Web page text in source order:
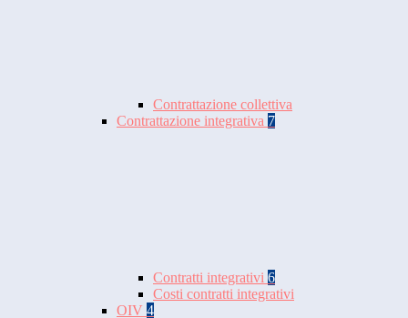
Contrattazione collettiva
Contrattazione integrativa 7
Contratti integrativi 6
Costi contratti integrativi
OIV 4